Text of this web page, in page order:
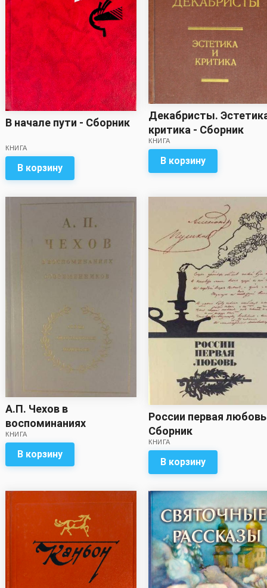
В начале пути - Сборник
КНИГА
В корзину
Декабристы.
критика - Сборник
КНИГА
В корзину
А.П. Чехов в
воспоминаниях
современников -
Сборник
КНИГА
В корзину
России первая
Сборник
КНИГА
В корзину